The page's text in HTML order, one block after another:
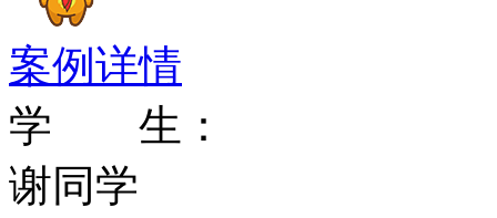
考古等课程在英国都首
及社会学研究方面的成
审中名列前茅。除了七
设有许多研究中心，如
案例详情
学 生：
谢同学